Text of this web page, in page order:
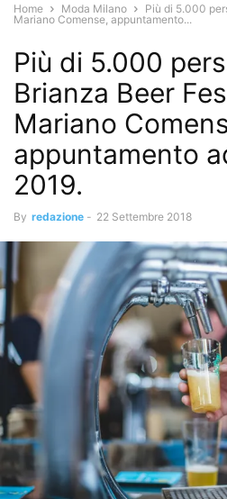
Home Moda Milano
Più di 5.000
Mariano Comense, appuntamento...
Più di 5.000
Brianza Beer
Mariano
appuntamento
2019.
By redazione - 22 Settembre 2018